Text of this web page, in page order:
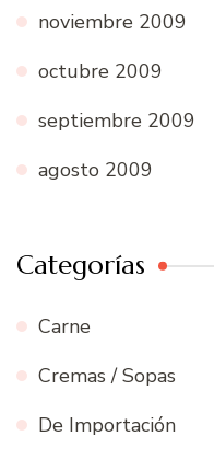
noviembre 2009
octubre 2009
septiembre 2009
agosto 2009
Categorías
Carne
Cremas / Sopas
De Importación